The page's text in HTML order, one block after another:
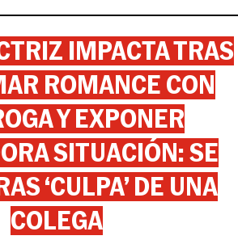
IMPACTA TRAS
ROMANCE CON
Y EXPONER
SITUACIÓN: SE
‘CULPA’ DE UNA
COLEGA